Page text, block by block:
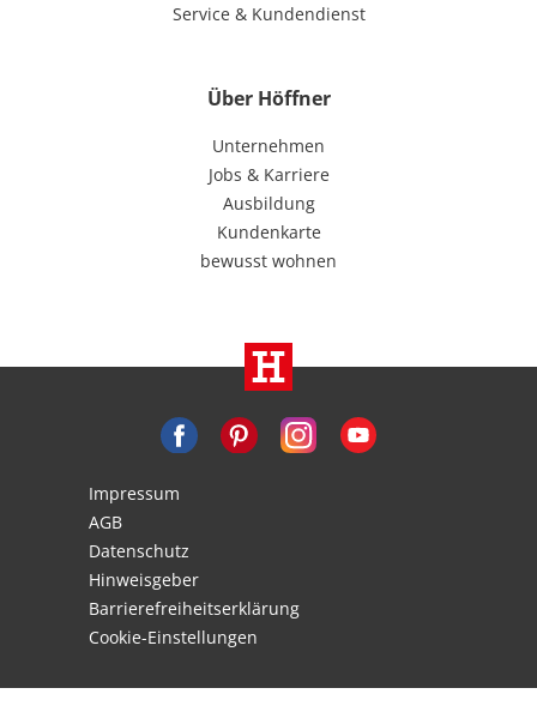
Service & Kundendienst
Über Höffner
Unternehmen
Jobs & Karriere
Ausbildung
Kundenkarte
bewusst wohnen
Impressum
AGB
Datenschutz
Hinweisgeber
Barrierefreiheitserklärung
Cookie-Einstellungen